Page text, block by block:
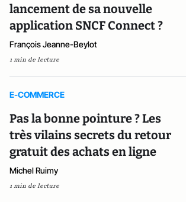
lancement de sa nouvelle
application SNCF Connect ?
François Jeanne-Beylot
1 min de lecture
E-COMMERCE
Pas la bonne pointure ? Les
très vilains secrets du retour
gratuit des achats en ligne
Michel Ruimy
1 min de lecture